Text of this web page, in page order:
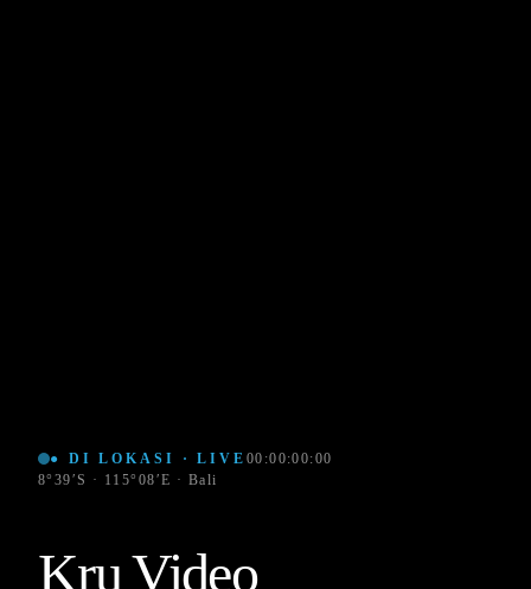
● DI LOKASI · LIVE 00:00:00:00
8°39′S · 115°08′E · Bali
Kru Video